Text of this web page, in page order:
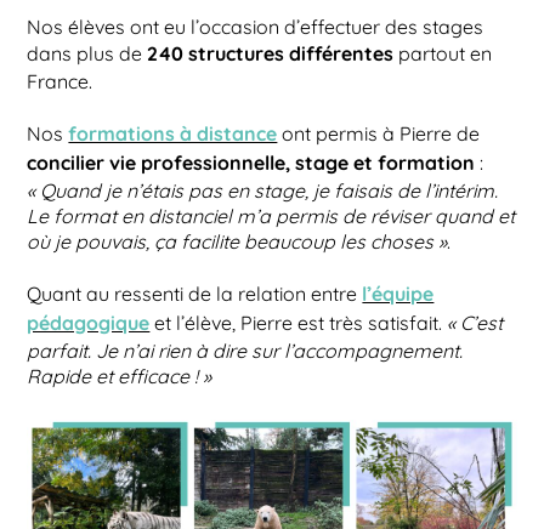
Nos élèves ont eu l’occasion d’effectuer des stages
dans plus de240 structures différentes partout en
France.
Nosformations à distanceont permis à Pierre de
concilier vie professionnelle, stage et formation :
« Quand je n’étais pas en stage, je faisais de l’intérim.
Le format en distanciel m’a permis de réviser quand et
où je pouvais, ça facilite beaucoup les choses ».
Quant au ressenti de la relation entre l’équipe
pédagogiqueet l’élève, Pierre est très satisfait. « C’est
parfait. Je n’ai rien à dire sur l’accompagnement.
Rapide et efficace ! »